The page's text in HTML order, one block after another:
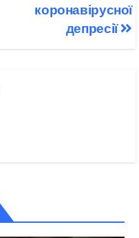
коронавірусної
депресії